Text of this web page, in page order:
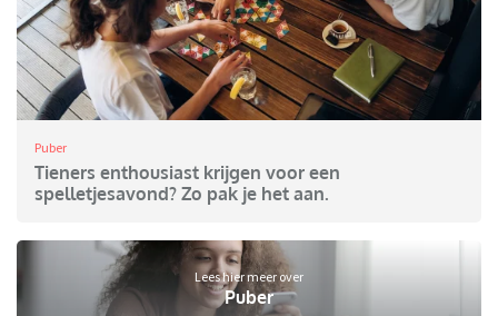
Puber
Tieners enthousiast krijgen voor een
spelletjesavond? Zo pak je het aan.
Lees hier meer over
Puber